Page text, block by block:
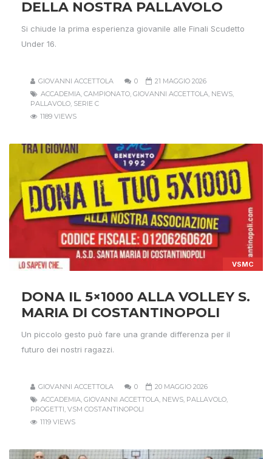
DELLA NOSTRA PALLAVOLO
Si chiude la prima esperienza giovanile alle Finali Scudetto
Under 16.
GIOVANNI ACCETTOLA 0
21 MAGGIO 2026
ACCADEMIA, CAMPIONATO, GIOVANNI ACCETTOLA, NEWS,
PALLAVOLO, SERIE C
1189 VIEWS
VSMC
DONA IL 5×1000 ALLA VOLLEY S.
MARIA DI COSTANTINOPOLI
Un piccolo gesto può fare una grande differenza per il
futuro dei nostri ragazzi.
GIOVANNI ACCETTOLA 0
20 MAGGIO 2026
ACCADEMIA, GIOVANNI ACCETTOLA, NEWS, PALLAVOLO,
PROGETTI, VSM COSTANTINOPOLI
1119 VIEWS